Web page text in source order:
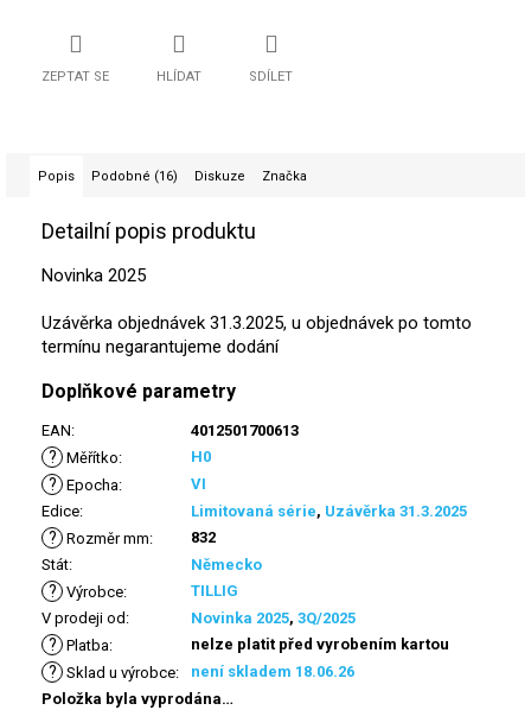
ZEPTAT SE HLÍDAT SDÍLET
Popis Podobné (16) Diskuze Značka
Detailní popis produktu
Novinka 2025
Uzávěrka objednávek 31.3.2025, u objednávek po tomto
termínu negarantujeme dodání
Doplňkové parametry
EAN: 4012501700613
? Měřítko: H0
? Epocha:
VI
Edice: Limitovaná série, Uzávěrka 31.3.2025
? Rozměr mm:
832
Stát: Německo
? Výrobce:
TILLIG
V prodeji od : Novinka 2025, 3Q/2025
? Platba: nelze platit před vyrobením kartou
? Sklad u výrobce:
není skladem 18.06.26
Položka byla vyprodána…